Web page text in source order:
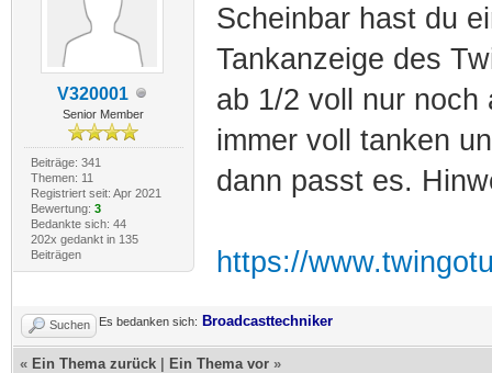
V320001
Senior Member
Beiträge: 341
Themen: 11
Registriert seit: Apr 2021
Bewertung: 3
Bedankte sich: 44
202x gedankt in 135
Beiträgen
Scheinbar hast du
Tankanzeige des
ab 1/2 voll nur noch
immer voll tanken
dann passt es.
https://
Suchen Es bedanken sich: Broadcasttechniker
« Ein Thema zurück Ein Thema vor »